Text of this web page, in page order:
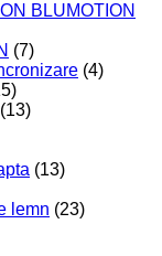
BLUMOTION
(7)
(4)
(13)
(13)
lemn (23)